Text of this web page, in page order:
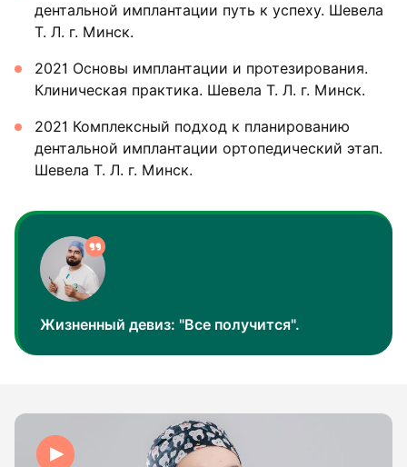
дентальной имплантации путь к успеху. Шевела
Т. Л. г. Минск.
2021 Основы имплантации и протезирования.
Клиническая практика. Шевела Т. Л. г. Минск.
2021 Комплексный подход к планированию
дентальной имплантации ортопедический этап.
Шевела Т. Л. г. Минск.
Жизненный девиз: "Все получится".